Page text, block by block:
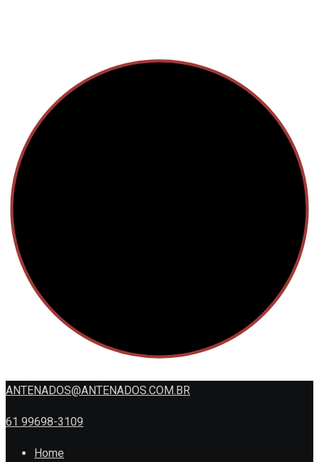
ANTENADOS@ANTENADOS.COM.BR
61 99698-3109
Home